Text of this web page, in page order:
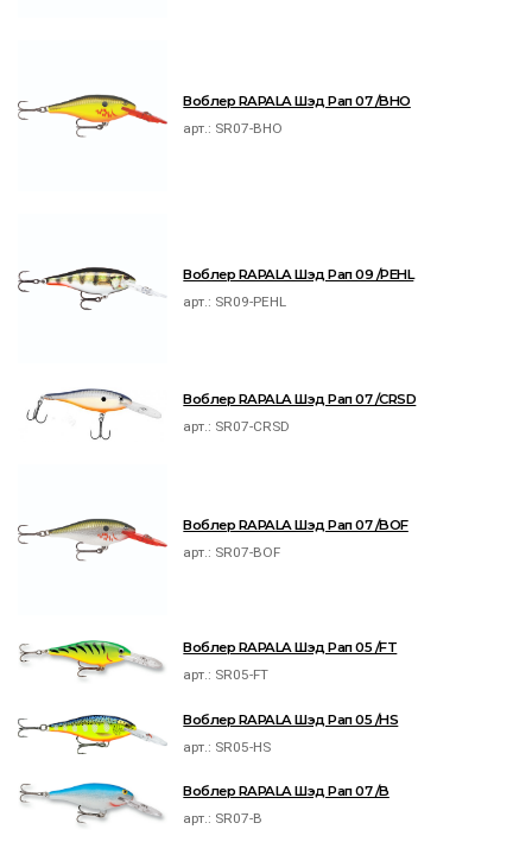
Воблер RAPALA Шэд Рап 07 /BHO
арт.: SR07-BHO
Воблер RAPALA Шэд Рап 09 /PEHL
арт.: SR09-PEHL
Воблер RAPALA Шэд Рап 07 /CRSD
арт.: SR07-CRSD
Воблер RAPALA Шэд Рап 07 /BOF
арт.: SR07-BOF
Воблер RAPALA Шэд Рап 05 /FT
арт.: SR05-FT
Воблер RAPALA Шэд Рап 05 /HS
арт.: SR05-HS
Воблер RAPALA Шэд Рап 07 /B
арт.: SR07-B